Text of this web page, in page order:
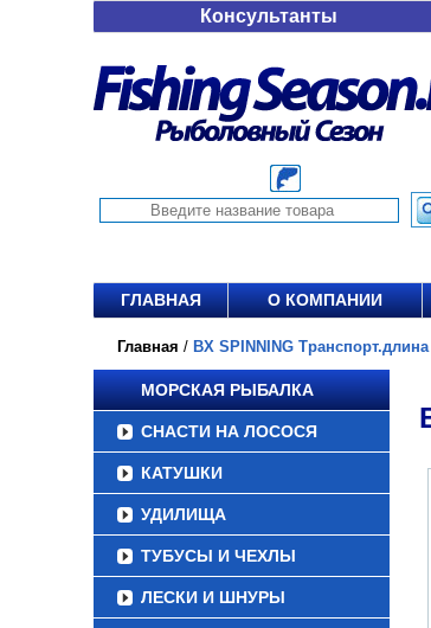
Консультанты
ГЛАВНАЯ О КОМПАНИИ
Главная / BX SPINNING
МОРСКАЯ РЫБАЛКА
СНАСТИ НА ЛОСОСЯ
КАТУШКИ
УДИЛИЩА
ТУБУСЫ И ЧЕХЛЫ
ЛЕСКИ И ШНУРЫ